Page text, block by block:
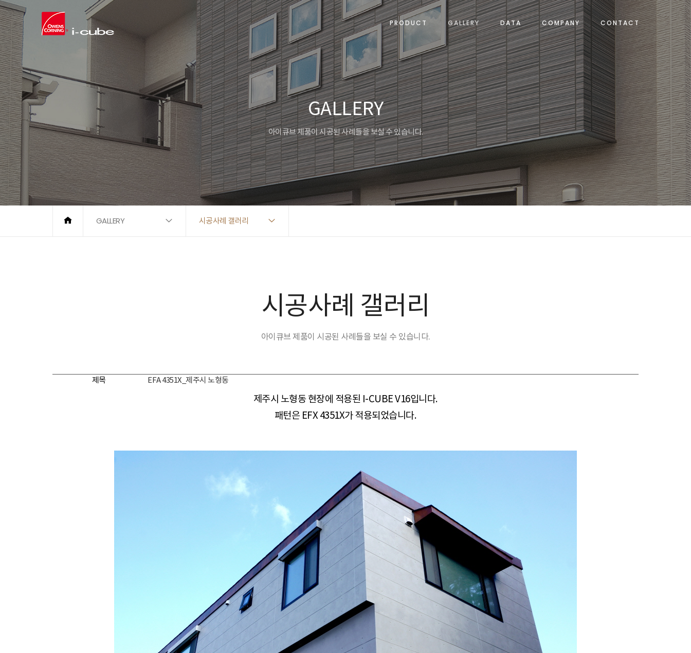
PRODUCT GALLERY DATA COMPANY CONTACT
GALLERY
아이큐브 제품이 시공된 사례들을 보실 수 있습니다.
GALLERY 시공사례 갤러리
시공사례 갤러리
아이큐브 제품이 시공된 사례들을 보실 수 있습니다.
제목 EFA 4351X_제주시 노형동
제주시 노형동 현장​​에 적용된 I-CUBE V16입니다.
패턴은 EFX 4351X가 적용되었습니다.